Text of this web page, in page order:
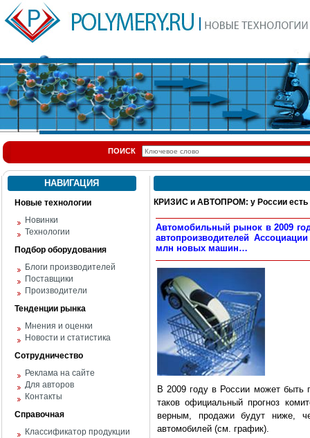
ПОИСК
НАВИГАЦИЯ
Новые технологии
Новинки
Технологии
Подбор оборудования
Блоги производителей
Поставщики
Производители
Тенденции рынка
Мнения и оценки
Новости и статистика
Сотрудничество
Реклама на сайте
Для авторов
Контакты
Справочная
Классификатор продукции
КРИЗИС и АВТОПРОМ: у России
Автомобильный рынок в 2009
автопроизводителей
млн новых машин…
В 2009 году в России может
таков официальный прогноз
верным, продажи будут ниже,
автомобилей (см. график).